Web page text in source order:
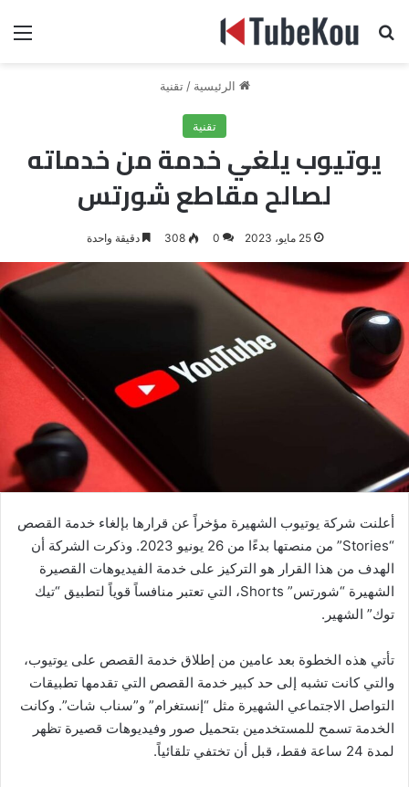
بحث عن
الرئيسية / تقنية
تقنية
يوتيوب يلغي خدمة من خدماته
لصالح مقاطع شورتس
25 مايو، 2023 0
308 دقيقة واحدة
أعلنت شركة يوتيوب الشهيرة مؤخراً عن قرارها بإلغاء خدمة القصص
“Stories” من منصتها بدءًا من 26 يونيو 2023. وذكرت الشركة أن
الهدف من هذا القرار هو التركيز على خدمة الفيديوهات القصيرة
الشهيرة “شورتس” Shorts، التي تعتبر منافساً قوياً لتطبيق “تيك
توك” الشهير.
تأتي هذه الخطوة بعد عامين من إطلاق خدمة القصص على يوتيوب،
والتي كانت تشبه إلى حد كبير خدمة القصص التي تقدمها تطبيقات
التواصل الاجتماعي الشهيرة مثل “إنستغرام” و”سناب شات”. وكانت
الخدمة تسمح للمستخدمين بتحميل صور وفيديوهات قصيرة تظهر
لمدة 24 ساعة فقط، قبل أن تختفي تلقائياً.